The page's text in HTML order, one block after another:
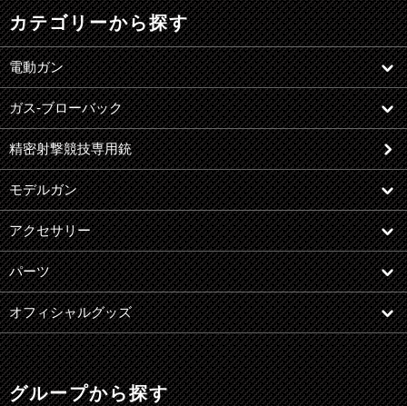
カテゴリーから探す
電動ガン
ガス-ブローバック
精密射撃競技専用銃
モデルガン
アクセサリー
パーツ
オフィシャルグッズ
グループから探す